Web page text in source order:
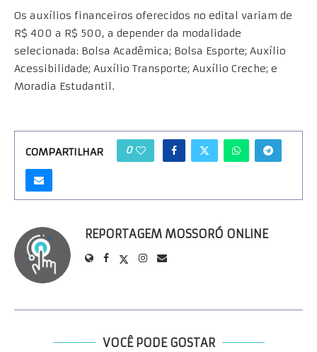
Os auxílios financeiros oferecidos no edital variam de
R$ 400 a R$ 500, a depender da modalidade
selecionada: Bolsa Acadêmica; Bolsa Esporte; Auxílio
Acessibilidade; Auxílio Transporte; Auxílio Creche; e
Moradia Estudantil.
COMPARTILHAR 0
REPORTAGEM MOSSORÓ ONLINE
VOCÊ PODE GOSTAR